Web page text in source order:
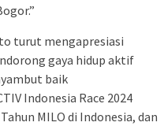
turut mengapresiasi
gaya hidup aktif
baik
Indonesia Race 2024
MILO di Indonesia, dan